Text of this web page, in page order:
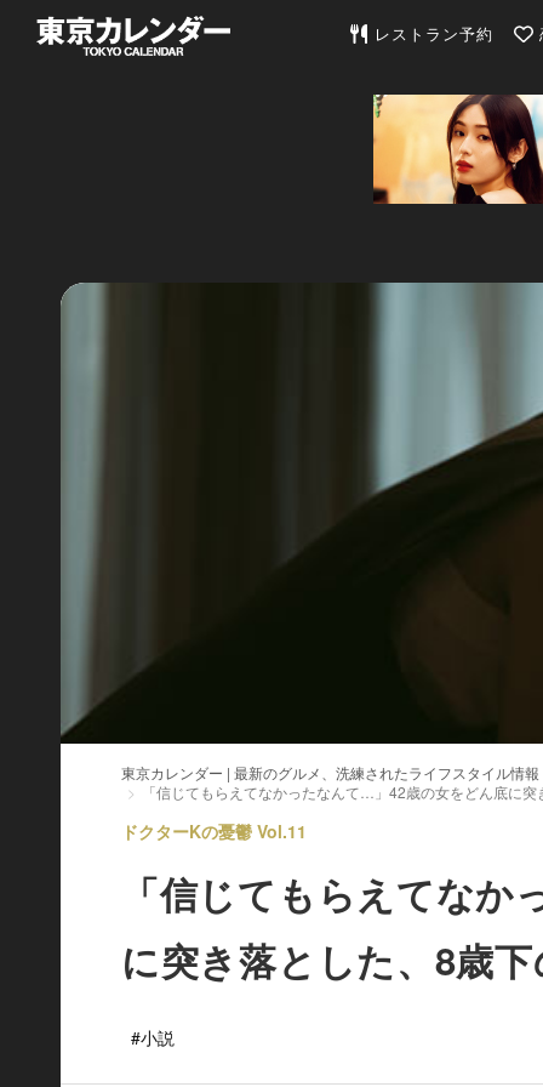
東京カレンダー | 最新
レストラン予約
東京カレンダー | 最新のグルメ、洗練されたライフスタイル情報
「信じてもらえてなかったなんて…」42歳の女をどん底に
ドクターKの憂鬱 Vol.11
「信じてもらえてな
に突き落とした、8歳
#小説